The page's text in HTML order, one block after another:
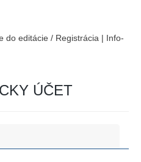
do editácie / Registrácia | Info-
ÚČET